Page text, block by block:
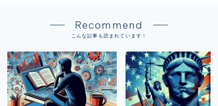
Recommend
こんな記事も読まれています！